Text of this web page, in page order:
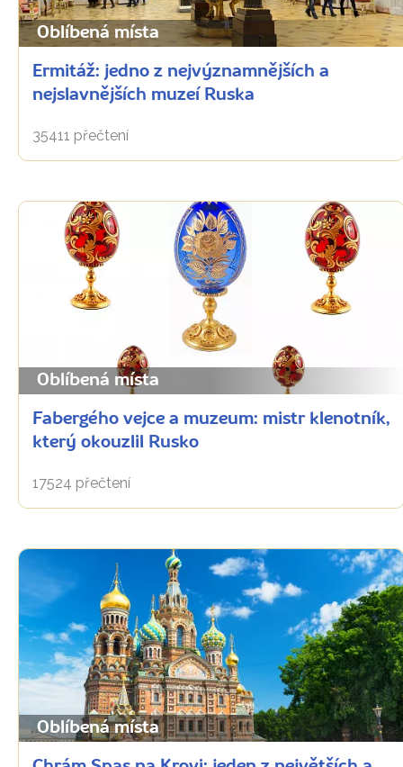
Oblíbená místa
Ermitáž: jedno z nejvýznamnějších a
nejslavnějších muzeí Ruska
35411 přečtení
Oblíbená místa
Fabergého vejce a muzeum: mistr klenotník,
který okouzlil Rusko
17524 přečtení
Oblíbená místa